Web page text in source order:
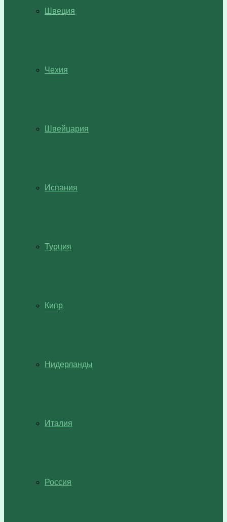
Швеция
Чехия
Швейцария
Испания
Турция
Кипр
Нидерланды
Италия
Россия